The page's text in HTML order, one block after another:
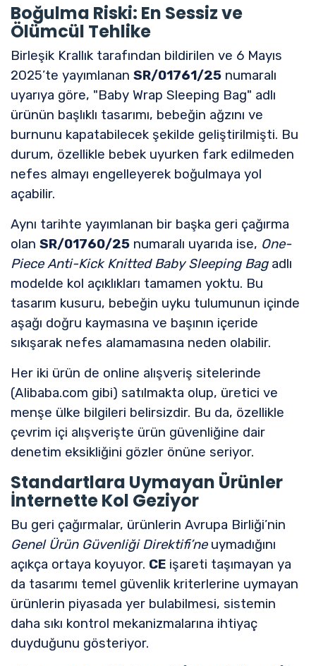
Boğulma Riski: En Sessiz ve
Ölümcül Tehlike
Birleşik Krallık tarafından bildirilen ve 6 Mayıs
2025’te yayımlanan SR/01761/25 numaralı
uyarıya göre, "Baby Wrap Sleeping Bag" adlı
ürünün başlıklı tasarımı, bebeğin ağzını ve
burnunu kapatabilecek şekilde geliştirilmişti. Bu
durum, özellikle bebek uyurken fark edilmeden
nefes almayı engelleyerek boğulmaya yol
açabilir.
Aynı tarihte yayımlanan bir başka geri çağırma
olan SR/01760/25 numaralı uyarıda ise, One-
Piece Anti-Kick Knitted Baby Sleeping Bagadlı
modelde kol açıklıkları tamamen yoktu. Bu
tasarım kusuru, bebeğin uyku tulumunun içinde
aşağı doğru kaymasına ve başının içeride
sıkışarak nefes alamamasına neden olabilir.
Her iki ürün de online alışveriş sitelerinde
(Alibaba.com gibi) satılmakta olup, üretici ve
menşe ülke bilgileri belirsizdir. Bu da, özellikle
çevrim içi alışverişte ürün güvenliğine dair
denetim eksikliğini gözler önüne seriyor.
Standartlara Uymayan Ürünler
İnternette Kol Geziyor
Bu geri çağırmalar, ürünlerin Avrupa Birliği’nin
Genel Ürün Güvenliği Direktifi’neuymadığını
açıkça ortaya koyuyor. CE işareti taşımayan ya
da tasarımı temel güvenlik kriterlerine uymayan
ürünlerin piyasada yer bulabilmesi, sistemin
daha sıkı kontrol mekanizmalarına ihtiyaç
duyduğunu gösteriyor.